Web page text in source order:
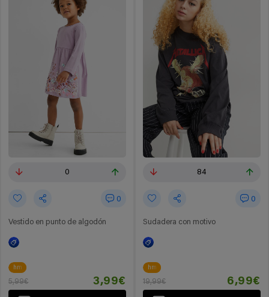
0
0
Vestido en punto de algodón
hm
5,99€ 3,99€
84
0
Sudadera con motivo
hm
19,99€ 6,99€